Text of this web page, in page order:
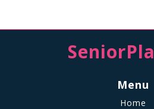
Menu
Home